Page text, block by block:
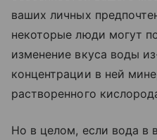
ваших личных
некоторые люди могут
изменение вкуса воды
концентрации в ней
растворенного
Но в целом, если вода в